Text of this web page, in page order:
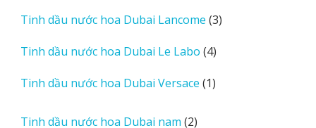
phẩm
Tinh dầu nước hoa Dubai Lancome 33
Tinh dầu nước hoa Dubai Le Labo 44
phẩm
Tinh dầu nước hoa Dubai Versace 11
Tinh dầu nước hoa Dubai nam 22